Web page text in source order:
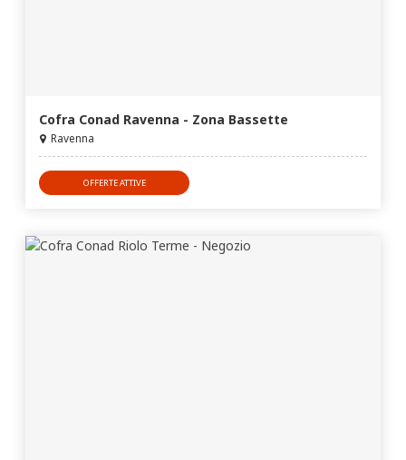
Cofra Conad Ravenna - Zona Bassette
Ravenna
OFFERTE ATTIVE